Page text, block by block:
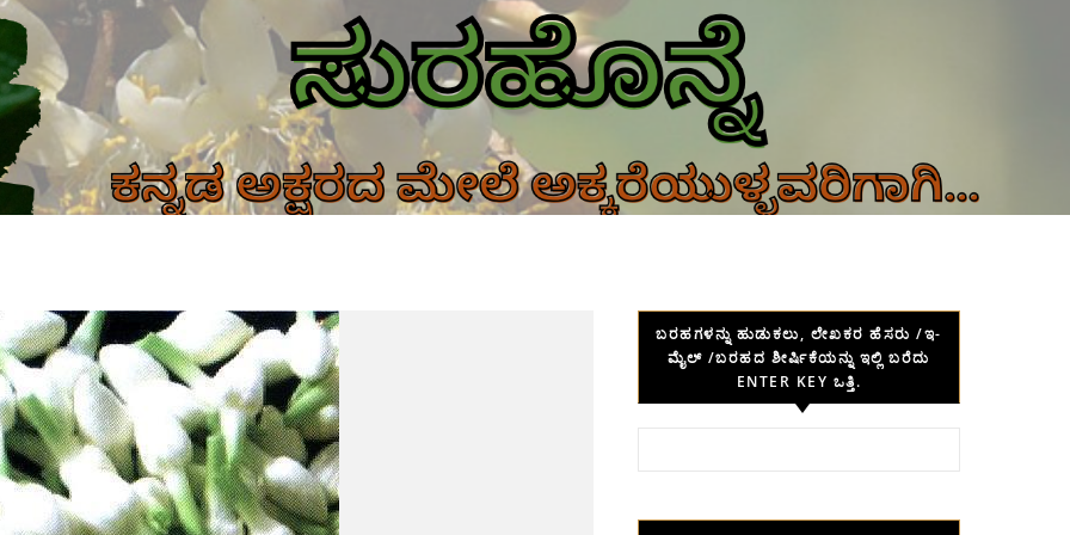
ಬರಹಗಳನ್ನು ಹುಡುಕಲು, ಲೇಖಕರ ಹೆಸರು /ಇ-
ಮೈಲ್ /ಬರಹದ ಶೀರ್ಷಿಕೆಯನ್ನು ಇಲ್ಲಿ ಬರೆದು
ENTER KEY ಒತ್ತಿ.